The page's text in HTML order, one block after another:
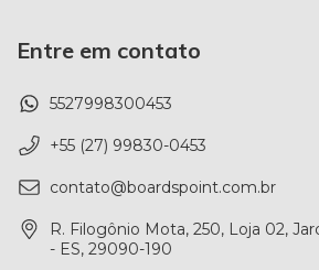
Entre em contato
5527998300453
+55 (27) 99830-0453
contato@boardspoint.com.br
R. Filogônio Mota, 250, Loja 02,
- ES, 29090-190